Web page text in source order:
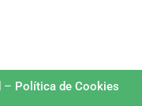
– Política de Cookies